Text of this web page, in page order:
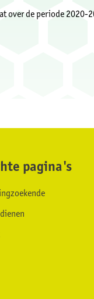
over de periode 2020-
pagina's